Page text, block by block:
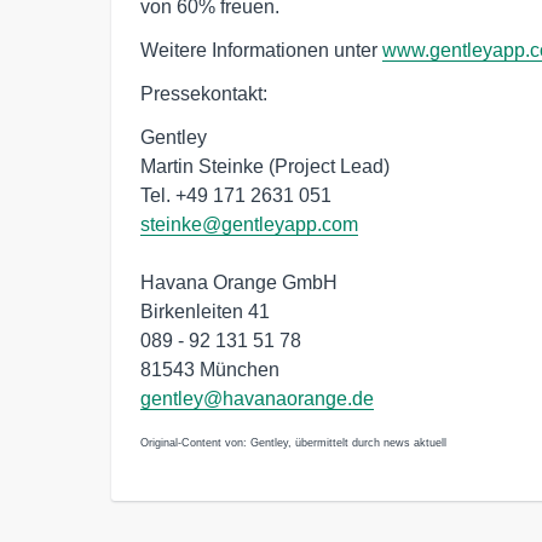
von 60% freuen.
Weitere Informationen unter
Pressekontakt:
Gentley
Martin Steinke (Project Lead)
Tel. +49 171 2631 051
steinke@gentleyapp.com
Havana Orange GmbH
Birkenleiten 41
089 - 92 131 51 78
81543 München
gentley@havanaorange.de
Original-Content von: Gentley, übermittelt durch news aktuell